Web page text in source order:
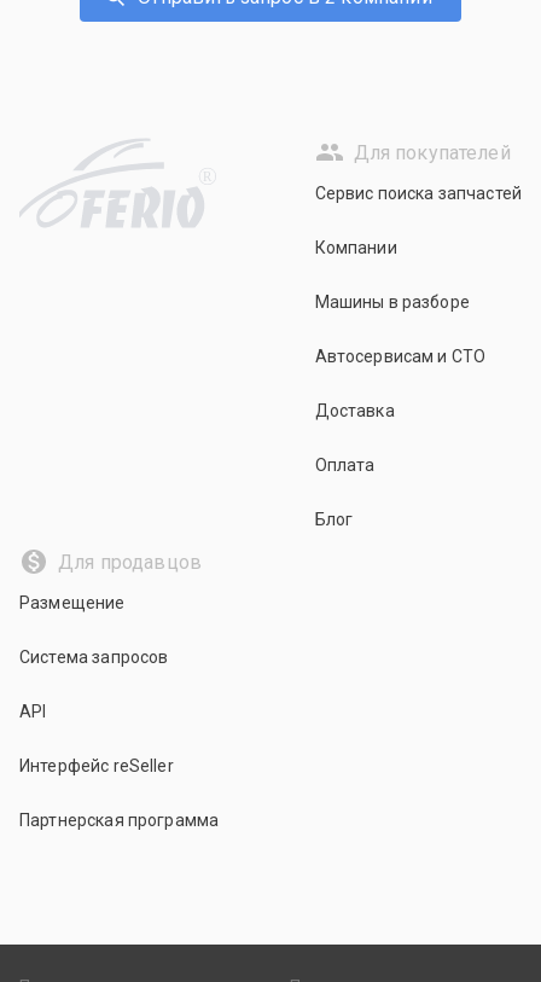
R
Для покупателей
Сервис поиска запчастей
Компании
Машины в разборе
Автосервисам и СТО
Доставка
Оплата
Блог
Для продавцов
Размещение
Система запросов
API
Интерфейс reSeller
Партнерская программа